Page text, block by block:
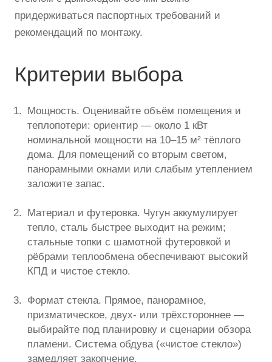
придерживаться паспортных требований и
рекомендаций по монтажу.
Критерии выбора
Мощность. Оценивайте объём помещения и
теплопотери: ориентир — около 1 кВт
номинальной мощности на 10–15 м² тёплого
дома. Для помещений со вторым светом,
панорамными окнами или слабым утеплением
заложите запас.
Материал и футеровка. Чугун аккумулирует
тепло, сталь быстрее выходит на режим;
стальные топки с шамотной футеровкой и
рёбрами теплообмена обеспечивают высокий
КПД и чистое стекло.
Формат стекла. Прямое, панорамное,
призматическое, двух- или трёхстороннее —
выбирайте под планировку и сценарии обзора
пламени. Система обдува («чистое стекло»)
замедляет закопчение.